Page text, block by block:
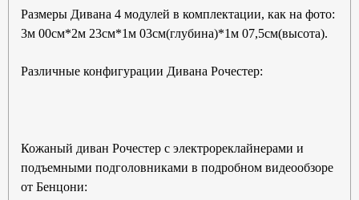
Размеры Дивана 4 модулей в комплектации, как на фото:
3м 00см*2м 23см*1м 03см(глубина)*1м 07,5см(высота).
Различные конфигурации Дивана Рочестер:
Кожаный диван Рочестер с электрореклайнерами и
подъемными подголовниками в подробном видеообзоре
от Бенцони: